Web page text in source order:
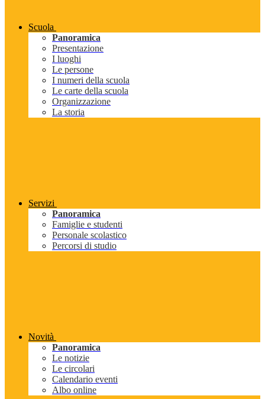
Scuola
Panoramica
Presentazione
I luoghi
Le persone
I numeri della scuola
Le carte della scuola
Organizzazione
La storia
Servizi
Panoramica
Famiglie e studenti
Personale scolastico
Percorsi di studio
Novità
Panoramica
Le notizie
Le circolari
Calendario eventi
Albo online